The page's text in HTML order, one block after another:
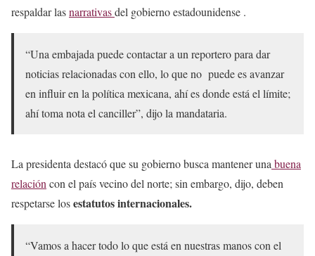
respaldar lasnarrativasdel gobierno estadounidense .
“Una embajada puede contactar a un reportero para dar
noticias relacionadas con ello, lo que no puede es avanzar
en influir en la política mexicana, ahí es donde está el límite;
ahí toma nota el canciller”, dijo la mandataria.
La presidenta destacó que su gobierno busca mantener una buena
relación con el país vecino del norte; sin embargo, dijo, deben
respetarse losestatutos internacionales.
“Vamos a hacer todo lo que está en nuestras manos con el